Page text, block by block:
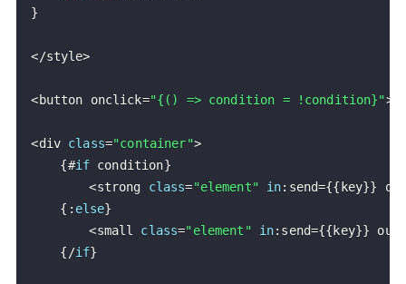
}
</style>
<button onclick="{() => condition = !condition}">
<div class="container">
{#if condition}
<strong class="element" in: send={{ key}} out
{ : else}
<small class="element" in: send={{ key}} out
{ /if}